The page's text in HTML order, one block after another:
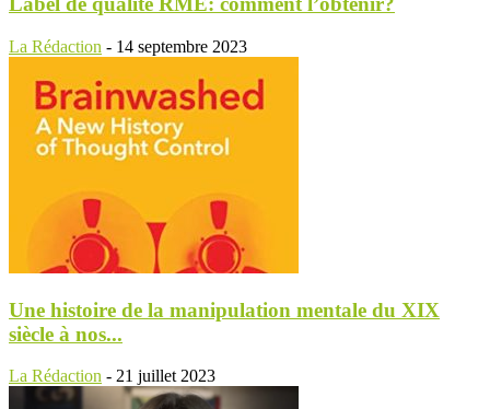
La Rédaction - 14 septembre 2023
Une histoire de la manipulation mentale du XIX
siècle à nos...
La Rédaction - 21 juillet 2023